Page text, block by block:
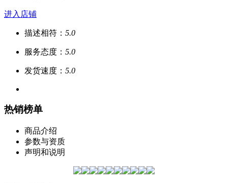
进入店铺
描述相符： 5.0
服务态度： 5.0
发货速度： 5.0
热销榜单
商品介绍
参数与资质
声明和说明